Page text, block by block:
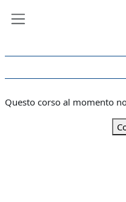
Questo corso al momento